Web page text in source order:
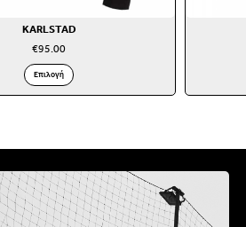
KARLSTAD
€95.00
Επιλογή